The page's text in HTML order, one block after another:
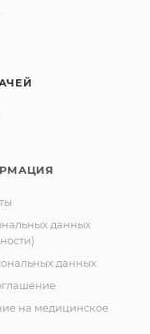
данных
данных
на медицинское